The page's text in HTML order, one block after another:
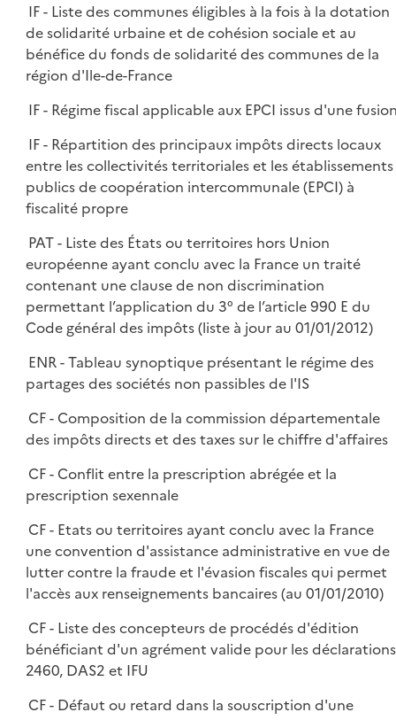
IF - Liste des communes éligibles à la fois à la dotation
de solidarité urbaine et de cohésion sociale et au
bénéfice du fonds de solidarité des communes de la
région d'Ile-de-France
IF - Régime fiscal applicable aux EPCI issus d'une
IF - Répartition des principaux impôts directs locaux
entre les collectivités territoriales et les établissements
publics de coopération intercommunale (EPCI) à
fiscalité propre
PAT - Liste des États ou territoires hors Union
européenne ayant conclu avec la France un traité
contenant une clause de non discrimination
permettant l’application du 3° de l’article 990 E du
Code général des impôts (liste à jour au 01/01/2012)
ENR - Tableau synoptique présentant le régime des
partages des sociétés non passibles de l'IS
CF - Composition de la commission départementale
des impôts directs et des taxes sur le chiffre d'affaires
CF - Conflit entre la prescription abrégée et la
prescription sexennale
CF - Etats ou territoires ayant conclu avec la France
une convention d'assistance administrative en vue de
lutter contre la fraude et l'évasion fiscales qui permet
l'accès aux renseignements bancaires (au 01/01/2010)
CF - Liste des concepteurs de procédés d'édition
bénéficiant d'un agrément valide pour les déclarations
2460, DAS2 et IFU
CF - Défaut ou retard dans la souscription d'une